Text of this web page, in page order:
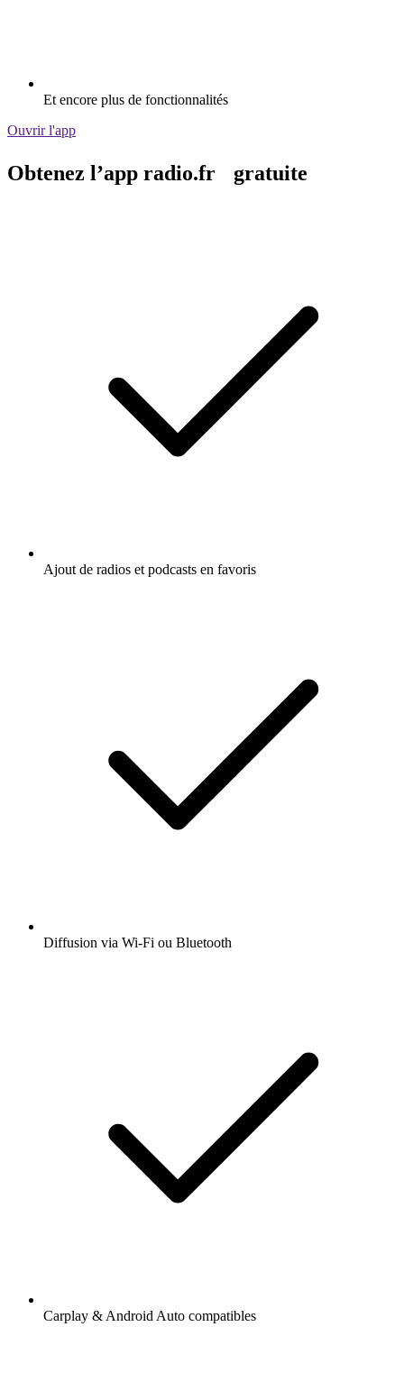
Et encore plus de fonctionnalités
Ouvrir l'app
Obtenez l’app radio.fr gratuite
Ajout de radios et podcasts en favoris
Diffusion via Wi-Fi ou Bluetooth
Carplay & Android Auto compatibles